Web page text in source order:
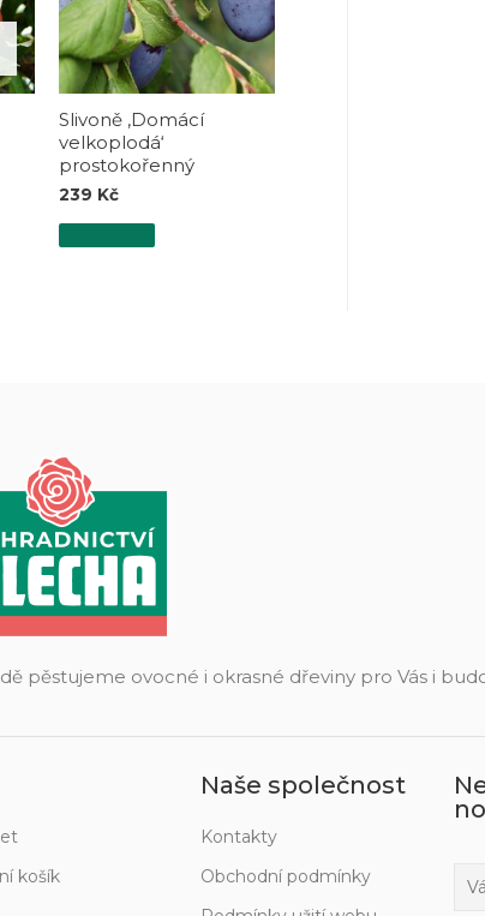
Slivoně ‚Domácí
velkoplodá‘
prostokořenný
239 Kč
pěstujeme ovocné i okrasné dřeviny pro Vás i
košík
Naše společnost
Kontakty
Obchodní podmínky